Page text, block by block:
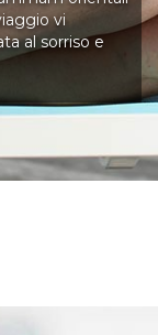
vi
al sorriso e